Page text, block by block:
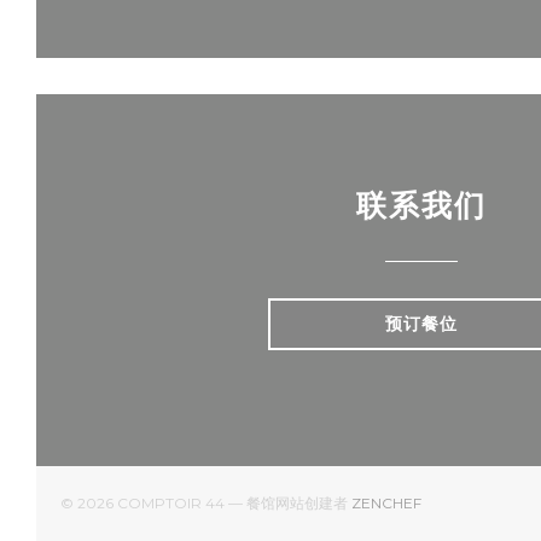
联系我们
预订餐位
© 2026 COMPTOIR 44 — 餐馆网站创建者 ZENCHEF((在新窗口中打开))